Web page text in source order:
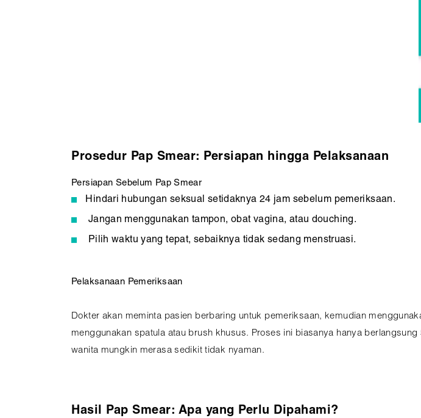
Prosedur Pap Smear: Persiapan hingga Pelaksanaan
Persiapan Sebelum Pap Smear
Hindari hubungan seksual setidaknya 24 jam sebelum pemeriksaan.
Jangan menggunakan tampon, obat vagina, atau douching.
Pilih waktu yang tepat, sebaiknya tidak sedang menstruasi.
Pelaksanaan Pemeriksaan
Dokter akan meminta pasien berbaring untuk pemeriksaan, kemudian
menggunakan spatula atau brush khusus. Proses ini biasanya hanya
wanita mungkin merasa sedikit tidak nyaman.
Hasil Pap Smear: Apa yang Perlu Dipahami?